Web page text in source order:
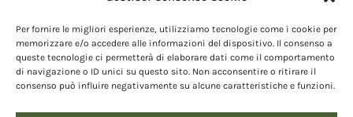
Per fornire le migliori esperienze, utilizziamo tecnologie come i cookie per
memorizzare e/o accedere alle informazioni del dispositivo. Il consenso a
queste tecnologie ci permetterà di elaborare dati come il comportamento
di navigazione o ID unici su questo sito. Non acconsentire o ritirare il
consenso può influire negativamente su alcune caratteristiche e funzioni.
Marchi DOP IGP
Normativa prodotti DOP IGP
Consorzi di Tutela
Farm To Fork e prodotti DOP IGP